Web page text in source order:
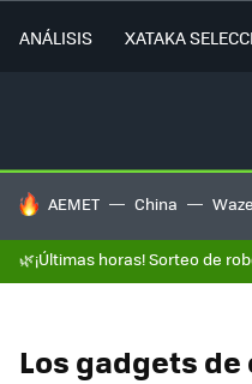
ANÁLISIS XATAKA
HOY SE HABLA DE
AEMET China Waze
🌿¡Últimas horas! Sorteo de
Los gadgets